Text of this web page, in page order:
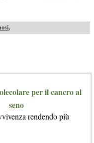
,
per il cancro al
seno
rendendo più